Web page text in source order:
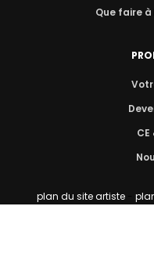
Que faire
plan du site artiste